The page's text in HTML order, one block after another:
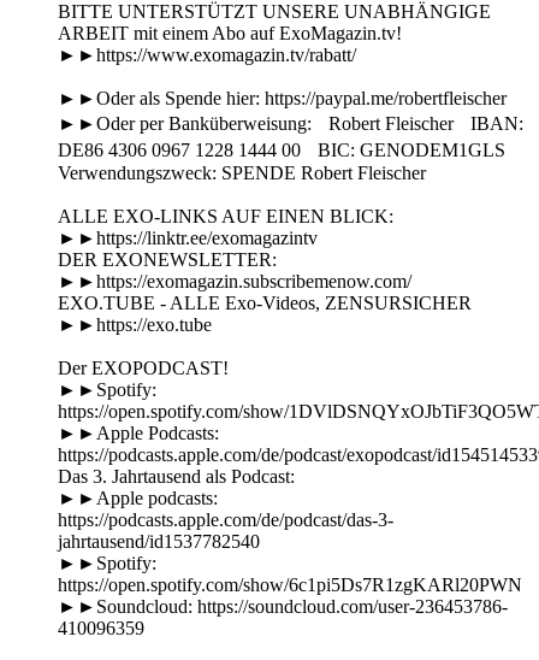
BITTE UNTERSTÜTZT UNSERE UNABHÄNGIGE
ARBEIT mit einem Abo auf ExoMagazin.tv!
►►https://www.exomagazin.tv/rabatt/
►►Oder als Spende hier: https://paypal.me/robertfleischer
►►Oder per Banküberweisung: Robert Fleischer IBAN:
DE86 4306 0967 1228 1444 00 BIC: GENODEM1GLS
Verwendungszweck: SPENDE Robert Fleischer
ALLE EXO-LINKS AUF EINEN BLICK:
►►https://linktr.ee/exomagazintv
DER EXONEWSLETTER:
►►https://exomagazin.subscribemenow.com/
EXO.TUBE - ALLE Exo-Videos, ZENSURSICHER
►►https://exo.tube
Der EXOPODCAST!
►►Spotify:
https://open.spotify.com/show/
►►Apple Podcasts:
https://podcasts.apple.com/de/podcast/exopodcast/
Das 3. Jahrtausend als Podcast:
►►Apple podcasts:
https://podcasts.apple.com/de/podcast/das-3-
jahrtausend/id1537782540
►►Spotify:
https://open.spotify.com/show/6c1pi5Ds7R1zgKARl20PWN
►►Soundcloud: https://soundcloud.com/user-236453786-
410096359